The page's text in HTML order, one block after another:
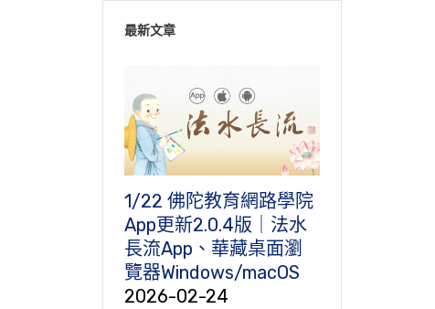
最新文章
1/22 佛陀教育網路學院
App更新2.0.4版｜法水
長流App、華藏桌面瀏
覽器Windows/macOS
2026-02-24